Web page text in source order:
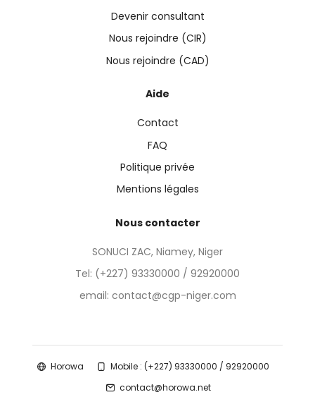
Devenir consultant
Nous rejoindre (CIR)
Nous rejoindre (CAD)
Aide
Contact
FAQ
Politique privée
Mentions légales
Nous contacter
SONUCI ZAC, Niamey, Niger
Tel: (+227) 93330000 / 92920000
email: contact@cgp-niger.com
Horowa
Mobile : (+227) 93330000 / 92920000
contact@horowa.net